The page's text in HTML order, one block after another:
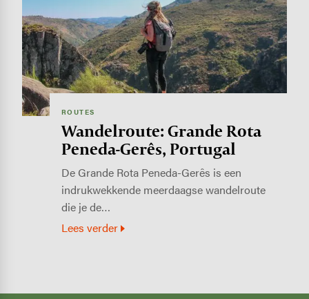
ROUTES
Wandelroute: Grande Rota
Peneda-Gerês, Portugal
De Grande Rota Peneda-Gerês is een
indrukwekkende meerdaagse wandelroute
die je de…
Lees verder